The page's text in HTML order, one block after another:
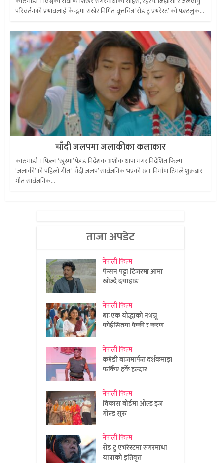
परिवर्तनको प्रभावलाई केन्द्रमा राखेर निर्मित वृत्तचित्र ‘रोड टु एभरेस्ट’ को फस्टलुक...
चाँदी जलपमा जलाकीका कलाकार
काठमाडौं । फिल्म ‘खुस्मा’ फेम्ड निर्देशक अशोक थापा मगर निर्देशित फिल्म
‘जलाकी’को पहिलो गीत ‘चाँदी जलप’ सार्वजनिक भएको छ । निर्माण टिमले शुक्रबार
गीत सार्वजनिक...
ताजा अपडेट
नेपाली फिल्म
पेन्सन पट्टा टिजरमा आमा
खोज्दै दयाहाङ
नेपाली फिल्म
बाः एक योद्धाको नभन्नू
कोईसितमा केकी र करण
नेपाली फिल्म
कमेडी बाजमार्फत दर्शकमाझ
फर्किए हर्के हल्दार
नेपाली फिल्म
विकास बोर्डमा ओल्ड इज
गोल्ड सुरु
नेपाली फिल्म
रोड टु एभरेस्टमा सगरमाथा
यात्राको इतिवृत्त